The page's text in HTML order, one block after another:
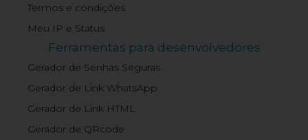
Termos e condições
Meu IP e Status
Ferramentas para desenvolvedores
Gerador de Senhas Seguras
Gerador de Link WhatsApp
Gerador de Link HTML
Gerador de QRcode